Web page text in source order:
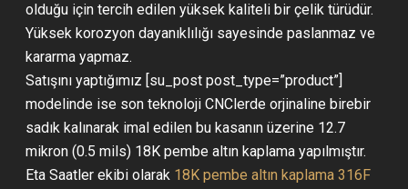
olduğu için tercih edilen yüksek kaliteli bir çelik türüdür.
Yüksek korozyon dayanıklılığı sayesinde paslanmaz ve
kararma yapmaz.
Satışını yaptığımız [su_post post_type=”product”]
modelinde ise son teknoloji CNClerde orjinaline birebir
sadık kalınarak imal edilen bu kasanın üzerine 12.7
mikron (0.5 mils) 18K pembe altın kaplama yapılmıştır.
Eta Saatler ekibi olarak 18K pembe altın kaplama 316F